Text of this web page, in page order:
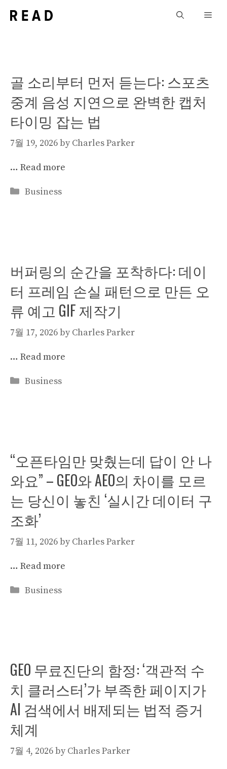
골 소리부터 먼저 듣는다: 스포츠
중계 음성 지연으로 완벽한 캡처
타이밍 잡는 법
7월 19, 2026by Charles Parker
… Read more
Categories
Business
버퍼링의 순간을 포착하다: 데이
터 프레임 손실 패턴으로 만든 오
류 예고 GIF 제작기
7월 17, 2026by Charles Parker
… Read more
Categories
Business
“오픈타임만 맞췄는데 답이 안 나
와요” – GEO와 AEO의 차이를 모르
는 당신이 놓친 ‘실시간 데이터 구
조화’
7월 11, 2026by Charles Parker
… Read more
Categories
Business
GEO 무료진단의 함정: ‘객관적 수
치 클러스터’가 부족한 페이지가
AI 검색에서 배제되는 법적 증거
체계
7월 4, 2026by Charles Parker